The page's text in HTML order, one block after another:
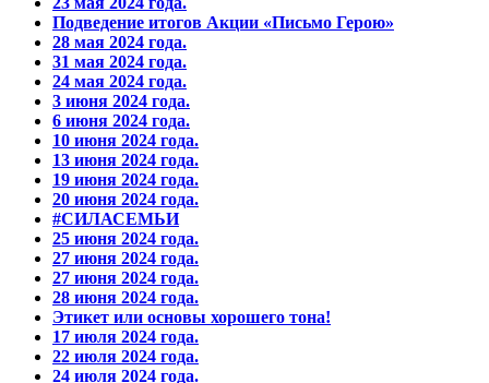
Подведение итогов Акции «Письмо Герою»
28 мая 2024 года.
31 мая 2024 года.
24 мая 2024 года.
3 июня 2024 года.
6 июня 2024 года.
10 июня 2024 года.
13 июня 2024 года.
19 июня 2024 года.
20 июня 2024 года.
#СИЛАСЕМЬИ
25 июня 2024 года.
27 июня 2024 года.
27 июня 2024 года.
28 июня 2024 года.
Этикет или основы хорошего тона!
17 июля 2024 года.
22 июля 2024 года.
24 июля 2024 года.